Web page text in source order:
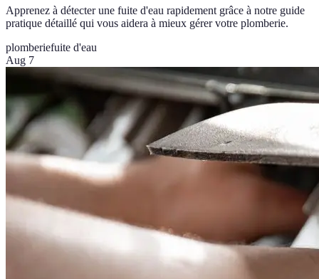
Apprenez à détecter une fuite d'eau rapidement grâce à notre guide
pratique détaillé qui vous aidera à mieux gérer votre plomberie.
plomberiefuite d'eau
Aug 7